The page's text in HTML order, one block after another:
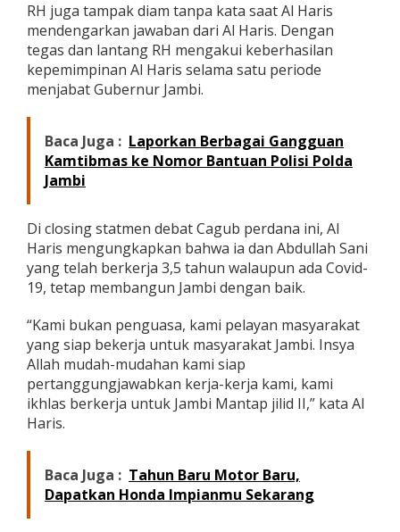
RH juga tampak diam tanpa kata saat Al Haris
mendengarkan jawaban dari Al Haris. Dengan
tegas dan lantang RH mengakui keberhasilan
kepemimpinan Al Haris selama satu periode
menjabat Gubernur Jambi.
Baca Juga : Laporkan Berbagai Gangguan
Kamtibmas ke Nomor Bantuan Polisi Polda
Jambi
Di closing statmen debat Cagub perdana ini, Al
Haris mengungkapkan bahwa ia dan Abdullah Sani
yang telah berkerja 3,5 tahun walaupun ada Covid-
19, tetap membangun Jambi dengan baik.
“Kami bukan penguasa, kami pelayan masyarakat
yang siap bekerja untuk masyarakat Jambi. Insya
Allah mudah-mudahan kami siap
pertanggungjawabkan kerja-kerja kami, kami
ikhlas berkerja untuk Jambi Mantap jilid II,” kata Al
Haris.
Baca Juga : Tahun Baru Motor Baru,
Dapatkan Honda Impianmu Sekarang